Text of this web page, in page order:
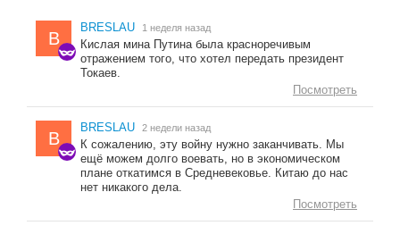
B
BRESLAU 1 неделя назад
Кислая мина Путина была красноречивым
отражением того, что хотел передать президент
Токаев.
Посмотреть
B
BRESLAU 2 недели назад
К сожалению, эту войну нужно заканчивать. Мы
ещё можем долго воевать, но в экономическом
плане откатимся в Средневековье. Китаю до нас
нет никакого дела.
Посмотреть